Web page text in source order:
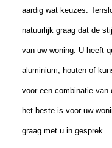
aardig wat keuzes.
natuurlijk graag dat de
van uw woning. U heeft
aluminium, houten of
voor een combinatie van
het beste is voor uw
graag met u in gesprek.